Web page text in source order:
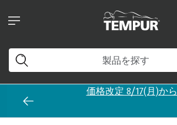
価格改定 8/17(月)から